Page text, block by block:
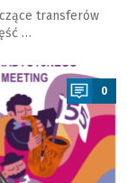
transferów
…
0